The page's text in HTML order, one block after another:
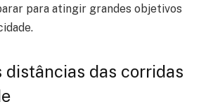
para atingir grandes objetivos
distâncias das corridas